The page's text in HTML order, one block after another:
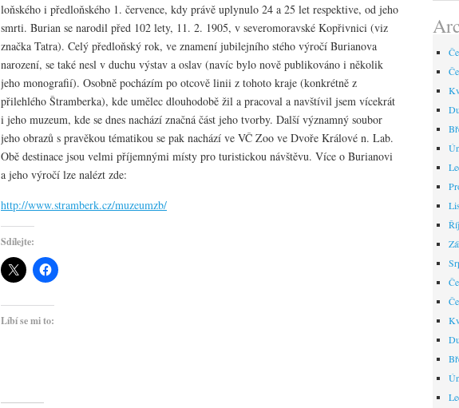
loňského i předloňského 1. července, kdy právě uplynulo 24 a 25 let respektive, od jeho
smrti. Burian se narodil před 102 lety, 11. 2. 1905, v severomoravské Kopřivnici (viz
značka Tatra). Celý předloňský rok, ve znamení jubilejního stého výročí Burianova
narození, se také nesl v duchu výstav a oslav (navíc bylo nově publikováno i několik
jeho monografií). Osobně pocházím po otcově linii z tohoto kraje (konkrétně z
přilehlého Štramberka), kde umělec dlouhodobě žil a pracoval a navštívil jsem vícekrát
i jeho muzeum, kde se dnes nachází značná část jeho tvorby. Další významný soubor
jeho obrazů s pravěkou tématikou se pak nachází ve VČ Zoo ve Dvoře Králové n. Lab.
Obě destinace jsou velmi příjemnými místy pro turistickou návštěvu. Více o Burianovi
a jeho výročí lze nalézt zde:
http://www.stramberk.cz/muzeumzb/
Sdílejte:
Líbí se mi to: